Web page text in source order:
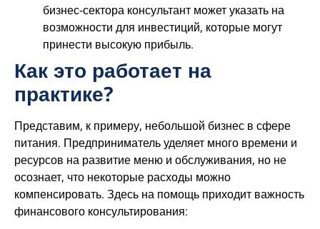
бизнес-сектора консультант может указать на
возможности для инвестиций, которые могут
принести высокую прибыль.
Как это работает на
практике?
Представим, к примеру, небольшой бизнес в сфере
питания. Предприниматель уделяет много времени и
ресурсов на развитие меню и обслуживания, но не
осознает, что некоторые расходы можно
компенсировать. Здесь на помощь приходит важность
финансового консультирования: